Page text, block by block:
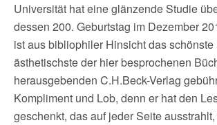
Universität hat eine glänzende Studie
dessen 200. Geburtstag im Dezember
ist aus bibliophiler Hinsicht das schönste
ästhetischste der hier besprochenen
herausgebenden C.H.Beck-Verlag
Kompliment und Lob, denn er hat den
geschenkt, das auf jeder Seite